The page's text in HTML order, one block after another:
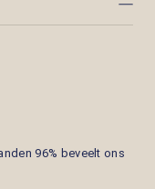
96% beveelt ons